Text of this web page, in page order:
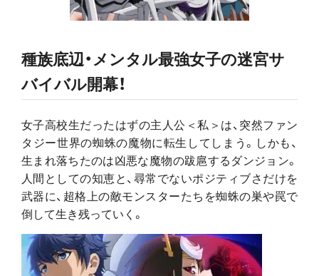
種族底辺・メンタル最強女子の迷宮サ
バイバル開幕！
女子高校生だったはずの主人公＜私＞は、突然ファン
タジー世界の蜘蛛の魔物に転生してしまう。しかも、
生まれ落ちたのは凶悪な魔物の跋扈するダンジョン。
人間としての知恵と、尋常でないポジティブさだけを
武器に、超格上の敵モンスターたちを蜘蛛の巣や罠で
倒して生き残っていく。